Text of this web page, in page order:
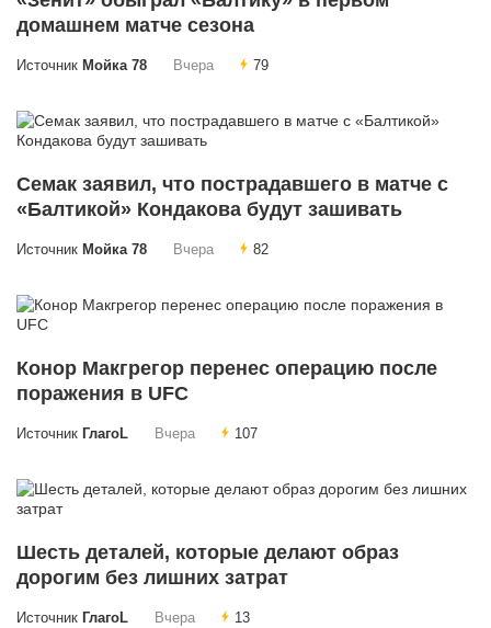
домашнем матче сезона
Источник Мойка 78 Вчера 79
Семак заявил, что пострадавшего в матче с
«Балтикой» Кондакова будут зашивать
Источник Мойка 78 Вчера 82
Конор Макгрегор перенес операцию после
поражения в UFC
Источник ГлагоL Вчера 107
Шесть деталей, которые делают образ
дорогим без лишних затрат
Источник ГлагоL Вчера 13